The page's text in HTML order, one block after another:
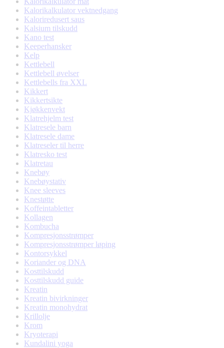
Kalorikalkulator vektnedgang
Kaloriredusert saus
Kalsium tilskudd
Kano test
Keeperhansker
Kelp
Kettlebell
Kettlebell øvelser
Kettlebells fra XXL
Kikkert
Kikkertsikte
Kjøkkenvekt
Klatrehjelm test
Klatresele barn
Klatresele dame
Klatreseler til herre
Klatresko test
Klatretau
Knebøy
Knebøystativ
Knee sleeves
Knestøtte
Koffeintabletter
Kollagen
Kombucha
Kompresjonsstrømper
Kompresjonsstrømper løping
Kontorsykkel
Koriander og DNA
Kosttilskudd
Kosttilskudd guide
Kreatin
Kreatin bivirkninger
Kreatin monohydrat
Krillolje
Krom
Kryoterapi
Kundalini yoga